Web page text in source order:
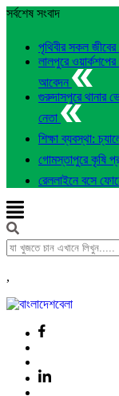
সর্বশেষ সংবাদ
পৃথিবীর সকল জীবের
লালপুরে
আবেদন
গুরুদাসপুরে থানার
নেতা
শিক্ষা ব্যবস্থা:
গোমস্তাপুরে কৃষি
রেললাইনে বসে
,